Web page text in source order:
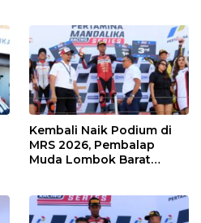
Kembali Naik Podium di
MRS 2026, Pembalap
Muda Lombok Barat